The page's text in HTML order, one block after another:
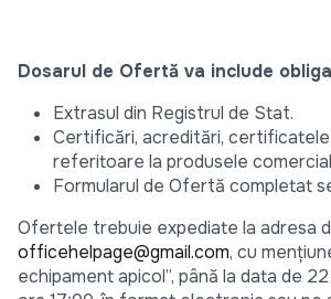
Dosarul de Ofertă va include
Extrasul din Registrul de Stat.
Certificări, acreditări,
referitoare la produsele
Formularul de Ofertă completat
Ofertele trebuie expediate la adresa
officehelpage@gmail.com, cu
echipament apicol”, până la data de